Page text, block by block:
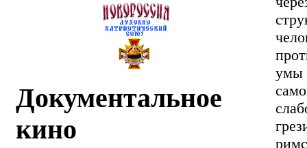
Документальное
кино
умы